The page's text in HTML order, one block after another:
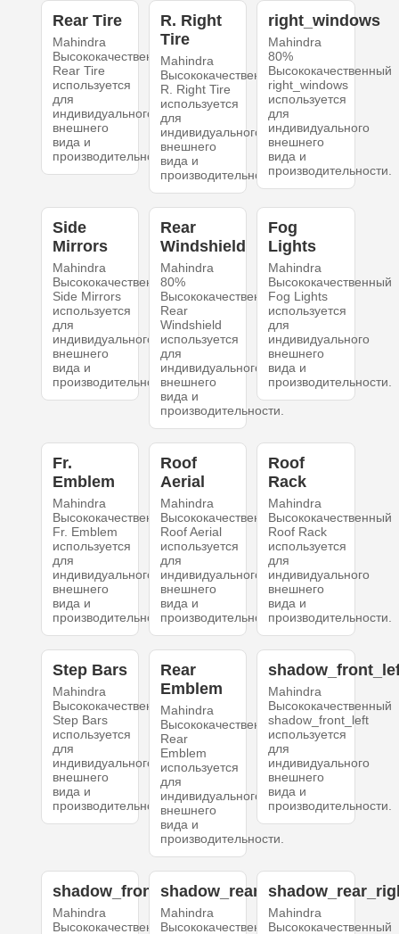
Rear Tire
Mahindra
Высококачественный
Rear Tire
используется
для
индивидуального
внешнего
вида и
производительности.
R. Right
Tire
Mahindra
Высококачественный
R. Right Tire
используется
для
индивидуального
внешнего
вида и
производительности.
right_windows
Mahindra
80%
Высококачественный
right_windows
используется
для
индивидуального
внешнего
вида и
производительности.
Side
Mirrors
Mahindra
Высококачественный
Side Mirrors
используется
для
индивидуального
внешнего
вида и
производительности.
Rear
Windshield
Mahindra
80%
Высококачественный
Rear
Windshield
используется
для
индивидуального
внешнего
вида и
производительности.
Fog
Lights
Mahindra
Высококачественный
Fog Lights
используется
для
индивидуального
внешнего
вида и
производительности.
Fr.
Emblem
Mahindra
Высококачественный
Fr. Emblem
используется
для
индивидуального
внешнего
вида и
производительности.
Roof
Aerial
Mahindra
Высококачественный
Roof Aerial
используется
для
индивидуального
внешнего
вида и
производительности.
Roof
Rack
Mahindra
Высококачественный
Roof Rack
используется
для
индивидуального
внешнего
вида и
производительности.
Step Bars
Mahindra
Высококачественный
Step Bars
используется
для
индивидуального
внешнего
вида и
производительности.
Rear
Emblem
Mahindra
Высококачественный
Rear
Emblem
используется
для
индивидуального
внешнего
вида и
производительности.
Mahindra
Высококачественный
shadow_front_left
используется
для
индивидуального
внешнего
вида и
производительности.
shadow_front_right
Mahindra
Высококачественный
shadow_rear_left
Mahindra
Высококачественный
Mahindra
Высококачественный